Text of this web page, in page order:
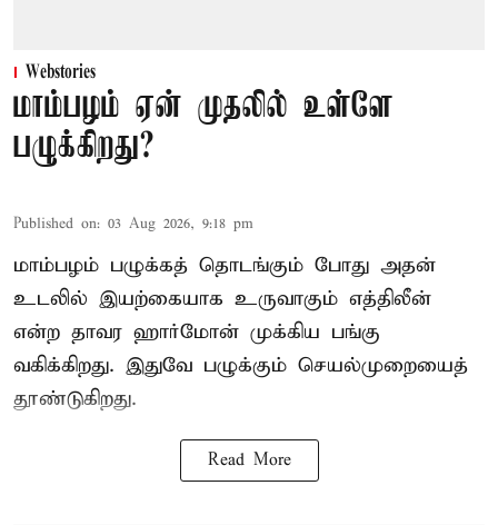
Webstories
மாம்பழம் ஏன் முதலில் உள்ளே
பழுக்கிறது?
Published on: 03 Aug 2026, 9:18 pm
மாம்பழம் பழுக்கத் தொடங்கும் போது அதன்
உடலில் இயற்கையாக உருவாகும் எத்திலீன்
என்ற தாவர ஹார்மோன் முக்கிய பங்கு
வகிக்கிறது. இதுவே பழுக்கும் செயல்முறையைத்
தூண்டுகிறது.
Read More